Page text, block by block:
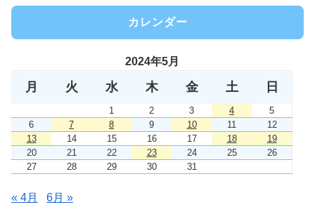
カレンダー
2024年5月
月 火 水 木 金 土 日
1 2 3 4
5
6
7 8 9 10 11
12
13
14 15 16 17 18
19
20
21 22 23 24 25
26
27
28 29 30 31
« 4月 6月 »